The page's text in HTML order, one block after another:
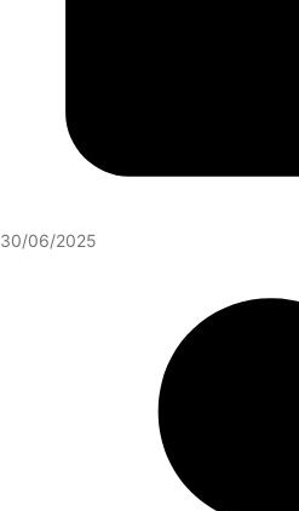
30/06/2025